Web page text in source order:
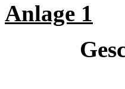
Anlage 1